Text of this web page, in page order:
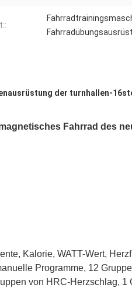
der turnhallen-
Fahrrad des
Kalorie, WATT-Wert,
Programme, 12
von HRC-Herzschlag, 1